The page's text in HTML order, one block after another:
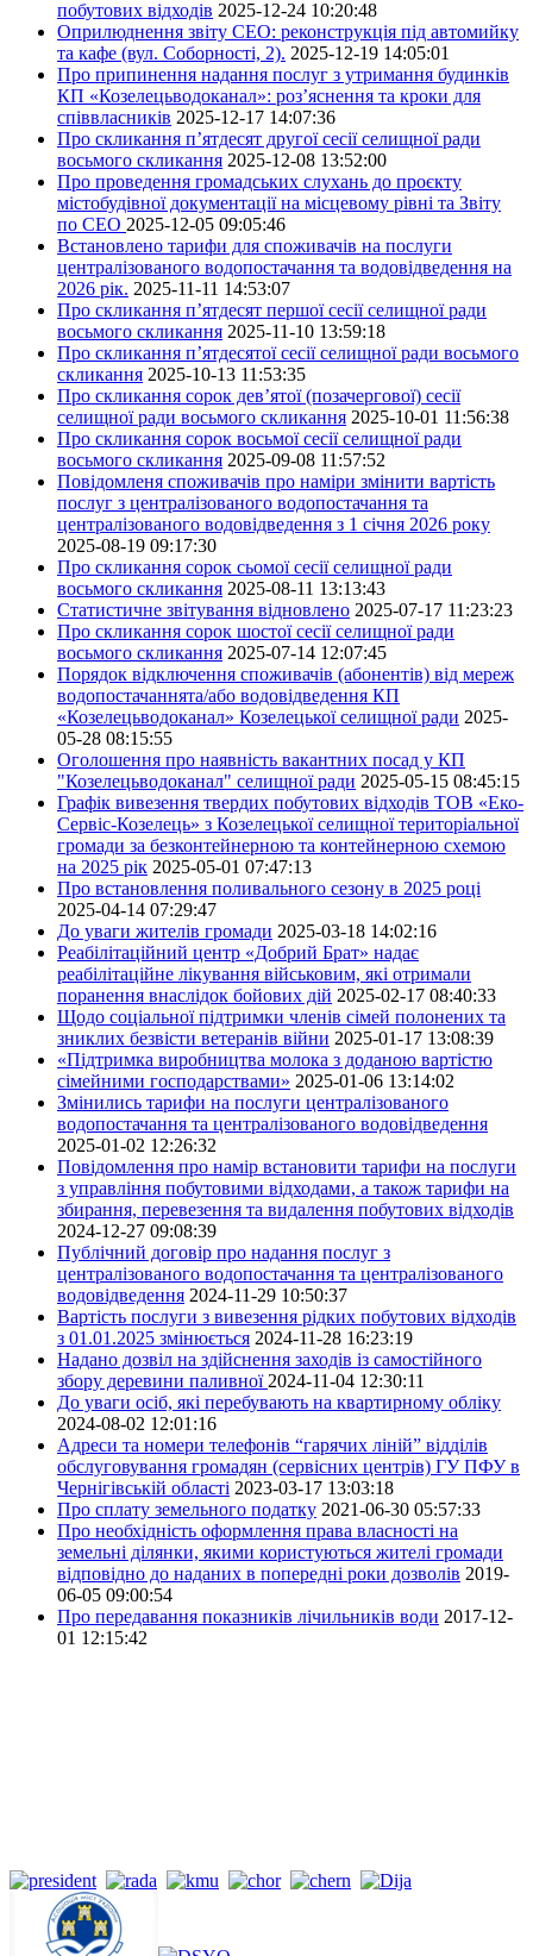
побутових відходів 2025-12-24 10:20:48
Оприлюднення звіту СЕО: реконструкція під автомийку
та кафе (вул. Соборності, 2). 2025-12-19 14:05:01
Про припинення надання послуг з утримання будинків
КП «Козелецьводоканал»: роз’яснення та кроки для
співвласників 2025-12-17 14:07:36
Про скликання п’ятдесят другої сесії селищної ради
восьмого скликання 2025-12-08 13:52:00
Про проведення громадських слухань до проєкту
містобудівної документації на місцевому рівні та Звіту
по СЕО 2025-12-05 09:05:46
Встановлено тарифи для споживачів на послуги
централізованого водопостачання та водовідведення на
2026 рік. 2025-11-11 14:53:07
Про скликання п’ятдесят першої сесії селищної ради
восьмого скликання 2025-11-10 13:59:18
Про скликання п’ятдесятої сесії селищної ради восьмого
скликання 2025-10-13 11:53:35
Про скликання сорок дев’ятої (позачергової) сесії
селищної ради восьмого скликання 2025-10-01 11:56:38
Про скликання сорок восьмої сесії селищної ради
восьмого скликання 2025-09-08 11:57:52
Повідомленя споживачів про наміри змінити вартість
послуг з централізованого водопостачання та
централізованого водовідведення з 1 січня 2026 року
2025-08-19 09:17:30
Про скликання сорок сьомої сесії селищної ради
восьмого скликання 2025-08-11 13:13:43
Статистичне звітування відновлено 2025-07-17 11:23:23
Про скликання сорок шостої сесії селищної ради
восьмого скликання 2025-07-14 12:07:45
Порядок відключення споживачів (абонентів) від мереж
водопостачаннята/або водовідведення КП
«Козелецьводоканал» Козелецької селищної ради 2025-
05-28 08:15:55
Оголошення про наявність вакантних посад у КП
"Козелецьводоканал" селищної ради 2025-05-15 08:45:15
Графік вивезення твердих побутових відходів ТОВ «Еко-
Сервіс-Козелець» з Козелецької селищної територіальної
громади за безконтейнерною та контейнерною схемою
на 2025 рік 2025-05-01 07:47:13
Про встановлення поливального сезону в 2025 році
2025-04-14 07:29:47
До уваги жителів громади 2025-03-18 14:02:16
Реабілітаційний центр «Добрий Брат» надає
реабілітаційне лікування військовим, які отримали
поранення внаслідок бойових дій 2025-02-17 08:40:33
Щодо соціальної підтримки членів сімей полонених та
зниклих безвісти ветеранів війни 2025-01-17 13:08:39
«Підтримка виробництва молока з доданою вартістю
сімейними господарствами» 2025-01-06 13:14:02
Змінились тарифи на послуги централізованого
водопостачання та централізованого водовідведення
2025-01-02 12:26:32
Повідомлення про намір встановити тарифи на послуги
з управління побутовими відходами, а також тарифи на
збирання, перевезення та видалення побутових відходів
2024-12-27 09:08:39
Публічний договір про надання послуг з
централізованого водопостачання та централізованого
водовідведення 2024-11-29 10:50:37
Вартість послуги з вивезення рідких побутових відходів
з 01.01.2025 змінюється 2024-11-28 16:23:19
Надано дозвіл на здійснення заходів із самостійного
збору деревини паливної2024-11-04 12:30:11
До уваги осіб, які перебувають на квартирному обліку
2024-08-02 12:01:16
Адреси та номери телефонів “гарячих ліній” відділів
обслуговування громадян (сервісних центрів) ГУ ПФУ в
Чернігівській області 2023-03-17 13:03:18
Про сплату земельного податку 2021-06-30 05:57:33
Про необхідність оформлення права власності на
земельні ділянки, якими користуються жителі громади
відповідно до наданих в попередні роки дозволів 2019-
06-05 09:00:54
Про передавання показників лічильників води 2017-12-
01 12:15:42